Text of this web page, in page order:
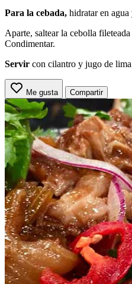
Para la cebada, hidratar en
Aparte, saltear la cebolla
Condimentar.
Servir con cilantro y jugo de
Me gusta Compartir